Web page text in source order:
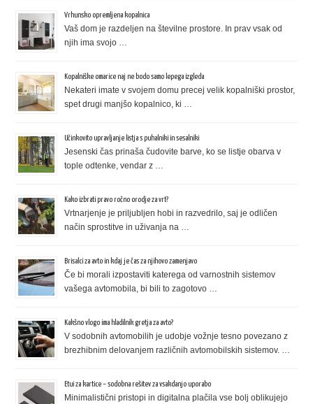
Vrhunsko opremljena kopalnica
Vaš dom je razdeljen na številne prostore. In prav vsak od
njih ima svojo …
Kopalniške omarice naj ne bodo samo lepega izgleda
Nekateri imate v svojem domu precej velik kopalniški prostor,
spet drugi manjšo kopalnico, ki …
Učinkovito upravljanje listja s puhalniki in sesalniki
Jesenski čas prinaša čudovite barve, ko se listje obarva v
tople odtenke, vendar z …
Kako izbrati pravo ročno orodje za vrt?
Vrtnarjenje je priljubljen hobi in razvedrilo, saj je odličen
način sprostitve in uživanja na …
Brisalci za avto in kdaj je čas za njihovo zamenjavo
Če bi morali izpostaviti katerega od varnostnih sistemov
vašega avtomobila, bi bili to zagotovo …
Kakšno vlogo ima hladilnik gretja za avto?
V sodobnih avtomobilih je udobje vožnje tesno povezano z
brezhibnim delovanjem različnih avtomobilskih sistemov. …
Etui za kartice – sodobna rešitev za vsakdanjo uporabo
Minimalistični pristopi in digitalna plačila vse bolj oblikujejo